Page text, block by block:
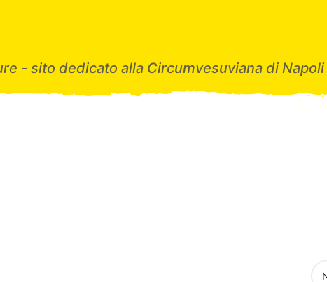
- sito dedicato alla Circumvesuviana di Napoli